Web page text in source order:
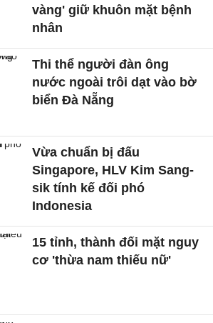
vàng' giữ khuôn mặt bệnh
nhân
Thi thể người đàn ông
nước ngoài trôi dạt vào bờ
biển Đà Nẵng
Vừa chuẩn bị đấu
Singapore, HLV Kim Sang-
sik tính kế đối phó
Indonesia
15 tỉnh, thành đối mặt nguy
cơ 'thừa nam thiếu nữ'